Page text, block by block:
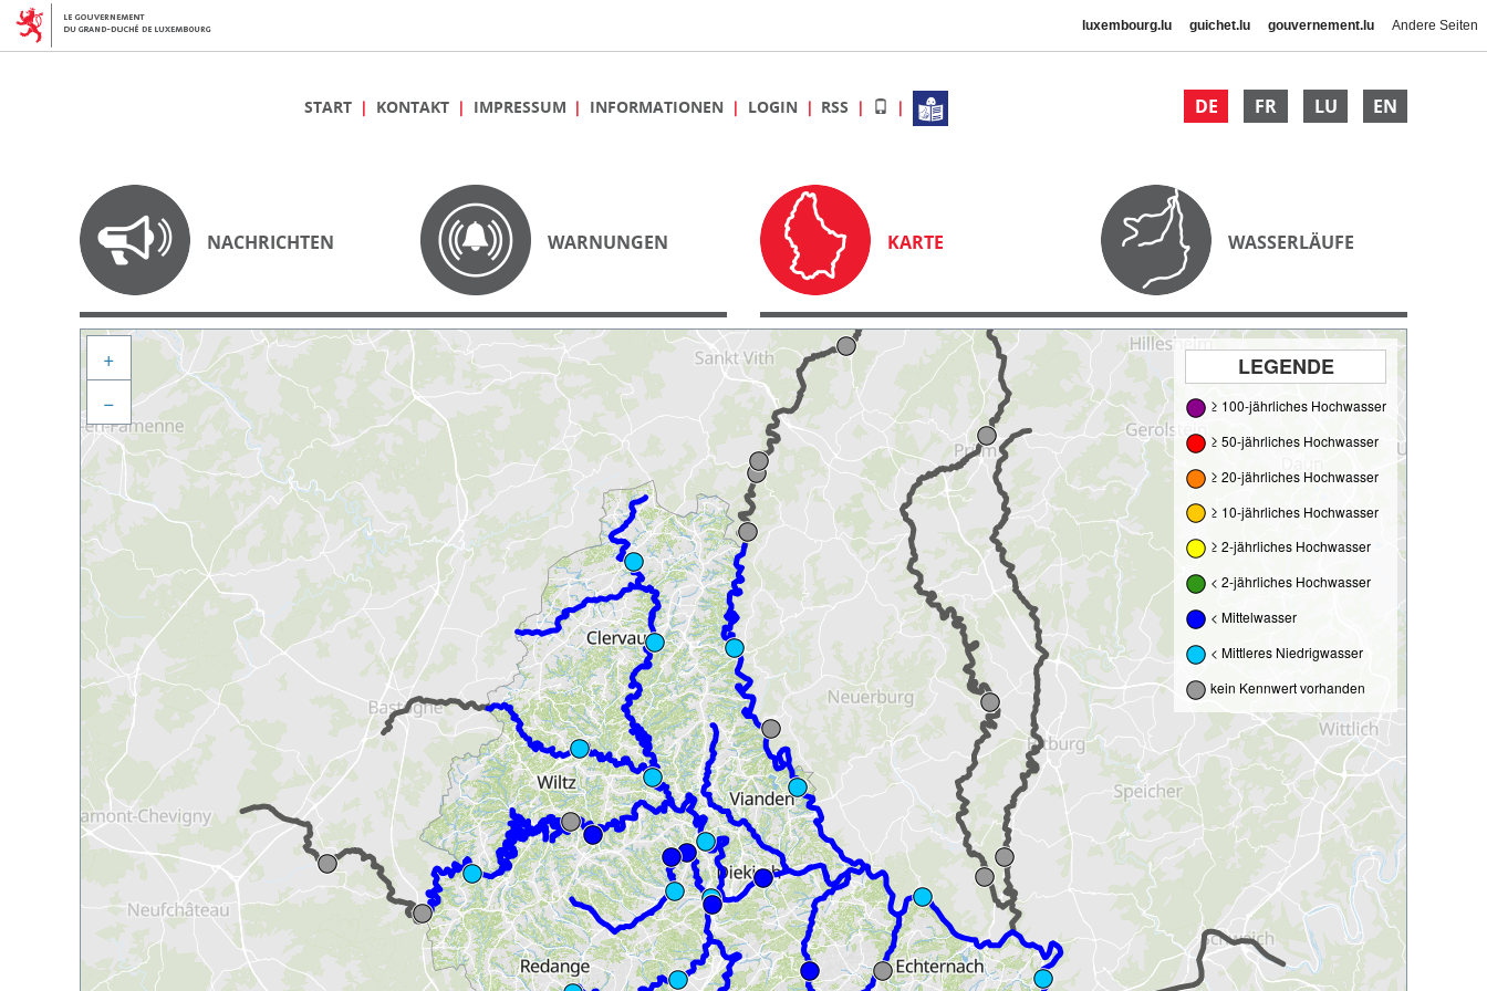
luxembourg.lu guichet.lu gouvernement.lu Andere Seiten
DE FR LU EN
START KONTAKT IMPRESSUM INFORMATIONEN LOGIN RSS
NACHRICHTEN WARNUNGEN KARTE WASSERLÄUFE
LEGENDE
≥ 100-jährliches Hochwasser
≥ 50-jährliches Hochwasser
≥ 20-jährliches Hochwasser
≥ 10-jährliches Hochwasser
≥ 2-jährliches Hochwasser
< 2-jährliches Hochwasser
< Mittelwasser
< Mittleres Niedrigwasser
kein Kennwert vorhanden
+
−